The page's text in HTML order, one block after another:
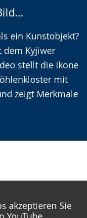
ein Kunstobjekt?
dem Kyjiwer
stellt die Ikone
mit
zeigt Merkmale
akzeptieren Sie